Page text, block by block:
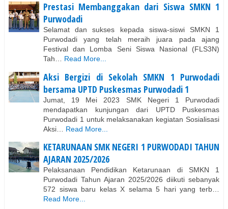
Prestasi Membanggakan dari Siswa SMKN 1
Purwodadi
Selamat dan sukses kepada siswa-siswi SMKN 1
Purwodadi yang telah meraih juara pada ajang
Festival dan Lomba Seni Siswa Nasional (FLS3N)
Tah… Read More...
Aksi Bergizi di Sekolah SMKN 1 Purwodadi
bersama UPTD Puskesmas Purwodadi 1
Jumat, 19 Mei 2023 SMK Negeri 1 Purwodadi
mendapatkan kunjungan dari UPTD Puskesmas
Purwodadi 1 untuk melaksanakan kegiatan Sosialisasi
Aksi…
Read More...
KETARUNAAN SMK NEGERI 1 PURWODADI TAHUN
AJARAN 2025/2026
Pelaksanaan Pendidikan Ketarunaan di SMKN 1
Purwodadi Tahun Ajaran 2025/2026 diikuti sebanyak
572 siswa baru kelas X selama 5 hari yang terb…
Read More...